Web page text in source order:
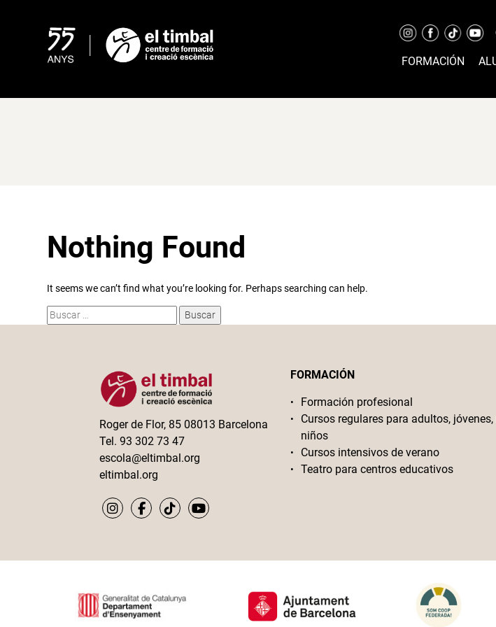
FORMACIÓN
Nothing Found
It seems we can’t find what you’re looking for. Perhaps searching can help.
Buscar:
Roger de Flor, 85 08013 Barcelona
Tel. 93 302 73 47
escola@eltimbal.org
eltimbal.org
FORMACIÓN
Formación profesional
Cursos regulares para adultos,
niños
Cursos intensivos de verano
Teatro para centros educativos